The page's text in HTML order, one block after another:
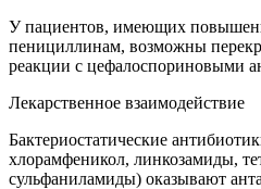
У пациентов, имеющих
пенициллинам, возможны
реакции с цефалоспориновыми
Лекарственное взаимодействие
Бактериостатические
хлорамфеникол, линкозамиды,
сульфаниламиды) оказывают